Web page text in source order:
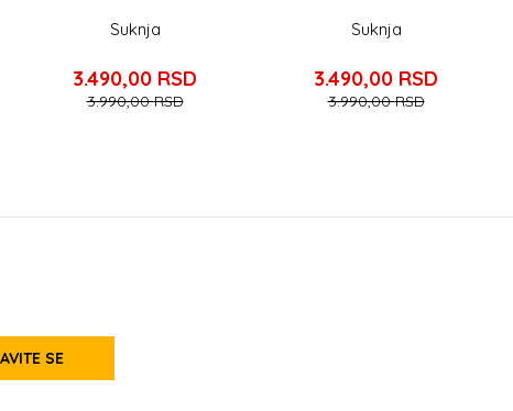
Suknja
3.490,00 RSD
3.990,00RSD
Suknja
3.490,00 RSD
3.990,00RSD
SE